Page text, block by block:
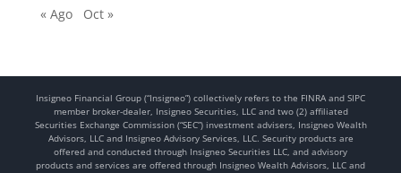
« Ago
Oct »
Insigneo Financial Group (“Insigneo”) collectively refers to the FINRA and SIPC
member broker-dealer, Insigneo Securities, LLC and two (2) affiliated
Securities Exchange Commission (“SEC”) investment advisers, Insigneo Wealth
Advisors, LLC and Insigneo Advisory Services, LLC. Security products are
offered and conducted through Insigneo Securities LLC, and advisory
products and services are offered through Insigneo Wealth Advisors, LLC and